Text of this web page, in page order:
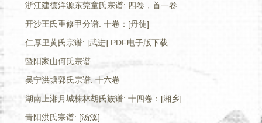
浙江建德洋源东莞童氏宗谱: 四卷，首一卷
开沙王氏重修甲分谱: 十卷：[丹徒]
仁厚里黄氏宗谱: [武进] PDF电子版下载
暨阳家山何氏宗谱
吴宁洪塘郭氏宗谱: 十六卷
湖南上湘月城株林胡氏族谱: 十四卷：[湘乡]
青阳洪氏宗谱: [汤溪]